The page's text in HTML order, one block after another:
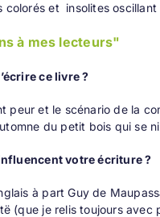
et insolites
à mes lecteurs"
ce livre ?
peur et le scénario de la
du petit bois qui se
votre écriture ?
à part Guy de
(que je relis toujours avec